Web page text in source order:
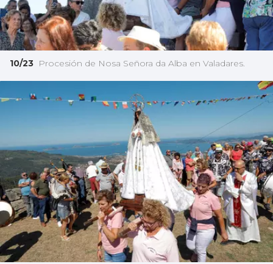
10/23 Procesión de Nosa Señora da Alba en Valadares.